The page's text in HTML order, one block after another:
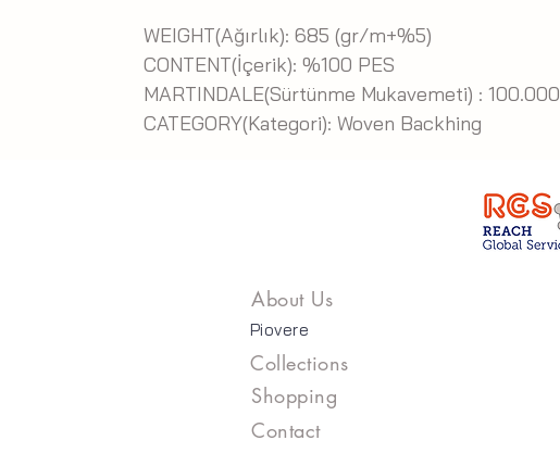
WEIGHT(Ağırlık): 685 (gr/m+%5)
CONTENT(İçerik): %100 PES
MARTINDALE(Sürtünme Mukavemeti) : 100.000
CATEGORY(Kategori): Woven Backhing
About Us
Piovere
Collections
Shopping
Contact